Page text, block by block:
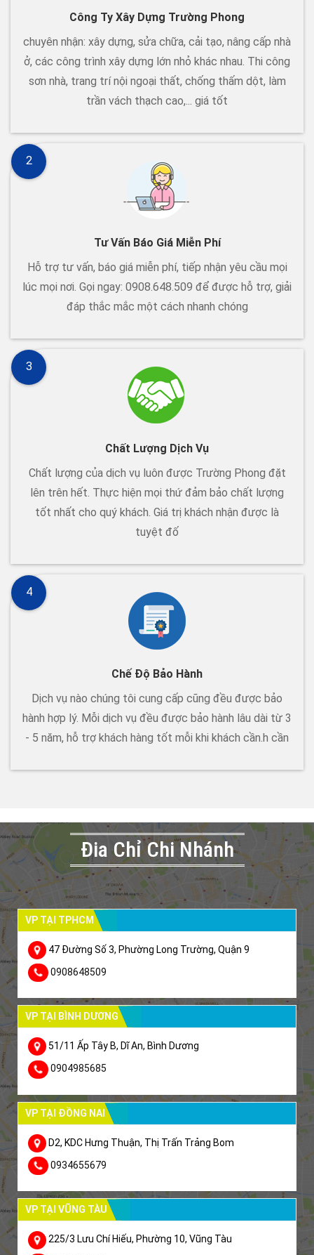
Công Ty Xây Dựng Trường Phong
chuyên nhận: xây dựng, sửa chữa, cải tạo, nâng cấp nhà
ở, các công trình xây dựng lớn nhỏ khác nhau. Thi công
sơn nhà, trang trí nội ngoại thất, chống thấm dột, làm
trần vách thạch cao,... giá tốt
Tư Vấn Báo Giá Miễn Phí
Hỗ trợ tư vấn, báo giá miễn phí, tiếp nhận yêu cầu mọi
lúc mọi nơi. Gọi ngay: 0908.648.509 để được hỗ trợ, giải
đáp thắc mắc một cách nhanh chóng
2
Chất Lượng Dịch Vụ
Chất lượng của dịch vụ luôn được Trường Phong đặt
lên trên hết. Thực hiện mọi thứ đảm bảo chất lượng
tốt nhất cho quý khách. Giá trị khách nhận được là
tuyệt đố
3
Chế Độ Bảo Hành
Dịch vụ nào chúng tôi cung cấp cũng đều được bảo
hành hợp lý. Mỗi dịch vụ đều được bảo hành lâu dài từ 3
- 5 năm, hỗ trợ khách hàng tốt mỗi khi khách cần.h cần
4
Đia Chỉ Chi Nhánh
VP TẠI TPHCM
47 Đường Số 3, Phường Long Trường, Quận 9
0908648509
VP TẠI BÌNH DƯƠNG
51/11 Ấp Tây B, Dĩ An, Bình Dương
0904985685
VP TẠI ĐỒNG NAI
D2, KDC Hưng Thuận, Thị Trấn Trảng Bom
0934655679
VP TẠI VŨNG TÀU
225/3 Lưu Chí Hiếu, Phường 10, Vũng Tàu